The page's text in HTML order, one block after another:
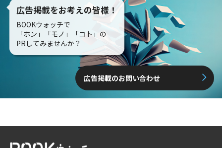
広告掲載をお考えの皆様！
BOOKウォッチで
「ホン」「モノ」「コト」の
PRしてみませんか？
広告掲載のお問い合わせ